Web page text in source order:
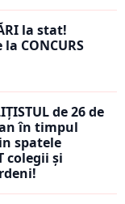
la stat!
CONCURS
de 26 de
în timpul
spatele
colegii și